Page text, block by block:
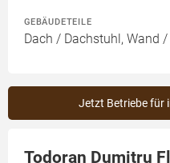
GEBÄUDETEILE
Dach / Dachstuhl, Wand
Jetzt Betriebe für
Todoran Dumitru